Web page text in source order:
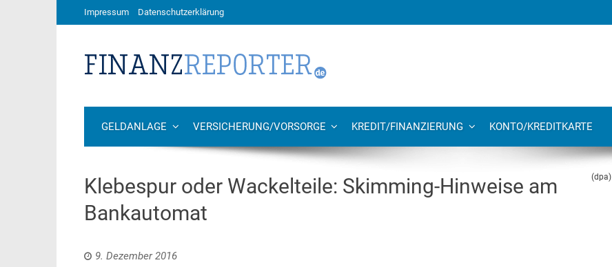
Impressum Datenschutzerklärung
GELDANLAGE VERSICHERUNG/VORSORGE KREDIT/FINANZIERUNG KONTO/KREDITKARTE
Klebespur oder Wackelteile: Skimming-Hinweise am
Bankautomat
(dpa)
9. Dezember 2016